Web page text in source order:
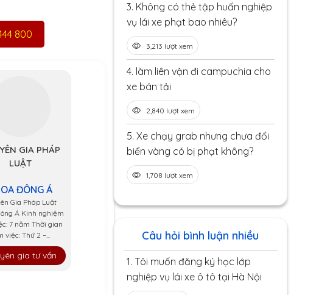
800
GIA PHÁP
LUẬT
ĐÔNG Á
Gia Pháp Luật
Á Kinh nghiệm
7 năm Thời gian
việc: Thứ 2 –...
gia tư vấn
3. Không có thẻ tập huấn nghiệp
vụ lái xe phạt bao nhiêu?
3,213 lượt xem
4. làm liên vận đi campuchia cho
xe bán tải
2,840 lượt xem
5. Xe chạy grab nhưng chưa đổi
biển vàng có bị phạt không?
1,708 lượt xem
Câu hỏi bình luận nhiều
1. Tôi muốn đăng ký học lớp
nghiệp vụ lái xe ô tô tại Hà Nội